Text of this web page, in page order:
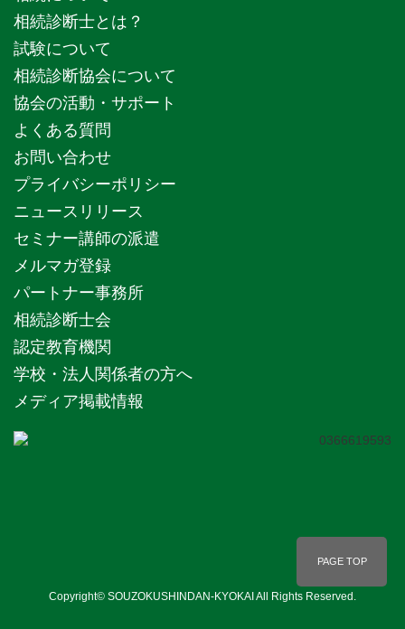
相続診断士とは？
試験について
相続診断協会について
協会の活動・サポート
よくある質問
お問い合わせ
プライバシーポリシー
ニュースリリース
セミナー講師の派遣
メルマガ登録
パートナー事務所
相続診断士会
認定教育機関
学校・法人関係者の方へ
メディア掲載情報
Copyright© SOUZOKUSHINDAN-KYOKAI All Rights Reserved.
PAGE TOP